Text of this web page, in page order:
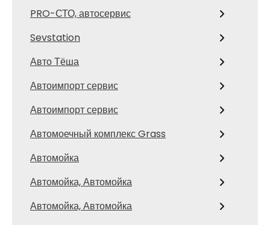
PRO-СТО, автосервис
Sevstation
Авто Тёша
Автоимпорт сервис
Автоимпорт сервис
Автомоечный комплекс Grass
Автомойка
Автомойка, Автомойка
Автомойка, Автомойка